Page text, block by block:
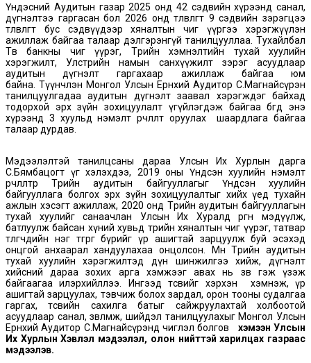
Үндэсний Аудитын газар 2025 онд 42 сэдвийн хүрээнд санал,
дүгнэлтээ гаргасан бол 2026 онд төлөвлөгөөт 9 сэдвийн зэрэгцээ
төлөвлөгөөт бус сэдвүүдээр хяналтын чиг үүргээ хэрэгжүүлэн
ажиллаж байгаа талаар дэлгэрэнгүй танилцууллаа. Тухайлбал
Төв банкны чиг үүрэг, Төрийн хэмнэлтийн тухай хуулийн
хэрэгжилт, Улстөрийн намын санхүүжилт зэрэг асуудлаар
аудитын дүгнэлт гаргахаар ажиллаж байгаа юм
байна. Түүнчлэн Монгол Улсын Ерөнхий Аудитор С.Магнайсүрэн
танилцуулгадаа аудитын дүгнэлт заавал хэрэгждэг байхад
тодорхой эрх зүйн зохицуулалт үгүйлэгдэж байгаа бөгөөд энэ
хүрээнд 3 хуульд нэмэлт өөрчлөлт оруулах шаардлага байгаа
талаар дурдав.
Мэдээлэлтэй танилцсаны дараа Улсын Их Хурлын дарга
С.Бямбацогт үг хэлэхдээ, 2019 оны Үндсэн хуулийн нэмэлт
өөрчлөлтөөр Төрийн аудитын байгууллагыг Үндсэн хуулийн
байгууллага болгох эрх зүйн зохицуулалтыг хийх үед тухайн
ажлын хэсэгт ажиллаж, 2020 онд Төрийн аудитын байгууллагын
тухай хуулийг санаачлан Улсын Их Хуралд өргөн мэдүүлж,
батлуулж байсан хүний хувьд төрийн хяналтын чиг үүрэг, татвар
төлөгчдийн нэг төгрөг бүрийг үр ашигтай зарцуулж буй эсэхэд
онцгой анхаарал хандуулахаа онцолсон. Мөн Төрийн аудитын
тухай хуулийн хэрэгжилтэд дүн шинжилгээ хийж, дүгнэлт
хийсний дараа зохих арга хэмжээг авах нь зөв гэж үзэж
байгаагаа илэрхийллээ. Ингээд төсвийг хэрхэн хэмнэж, үр
ашигтай зарцуулах, тэвчиж болох зардал, орон тооны судалгаа
гаргах, төсвийн сахилга батыг сайжруулахтай холбоотой
асуудлаар санал, зөвлөмж, шийдэл танилцуулахыг Монгол Улсын
Ерөнхий Аудитор С.Магнайсүрэнд чиглэл болгов хэмээн Улсын
Их Хурлын Хэвлэл мэдээлэл, олон нийттэй харилцах газраас
мэдээлэв.